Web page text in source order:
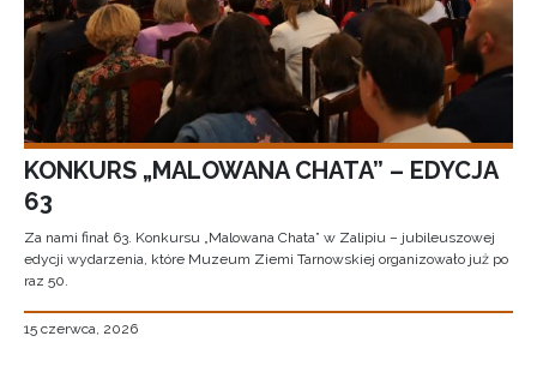
KONKURS „MALOWANA CHATA” – EDYCJA
63
Za nami finał 63. Konkursu „Malowana Chata” w Zalipiu – jubileuszowej
edycji wydarzenia, które Muzeum Ziemi Tarnowskiej organizowało już po
raz 50.
15 czerwca, 2026